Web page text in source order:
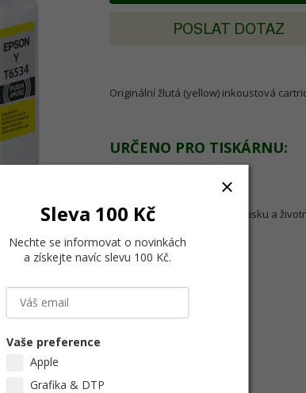
POSLAT DOTAZ
Originální žlutá (yellow) inkoustová
URČENO PRO TISKÁRNU:
Epson Stylus Pro 4900
Vzhledem ke garanci kvality tisku a
Sleva 100 Kč
Nechte se informovat o novinkách
a získejte navíc slevu 100 Kč.
Vaše preference
Apple
Grafika & DTP